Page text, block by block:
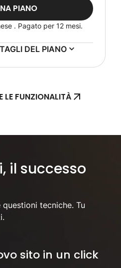
PIANO
. Pagato per 12 mesi.
DEL PIANO
LE FUNZIONALITÀ
il successo
tecniche. Tu
sito in un click